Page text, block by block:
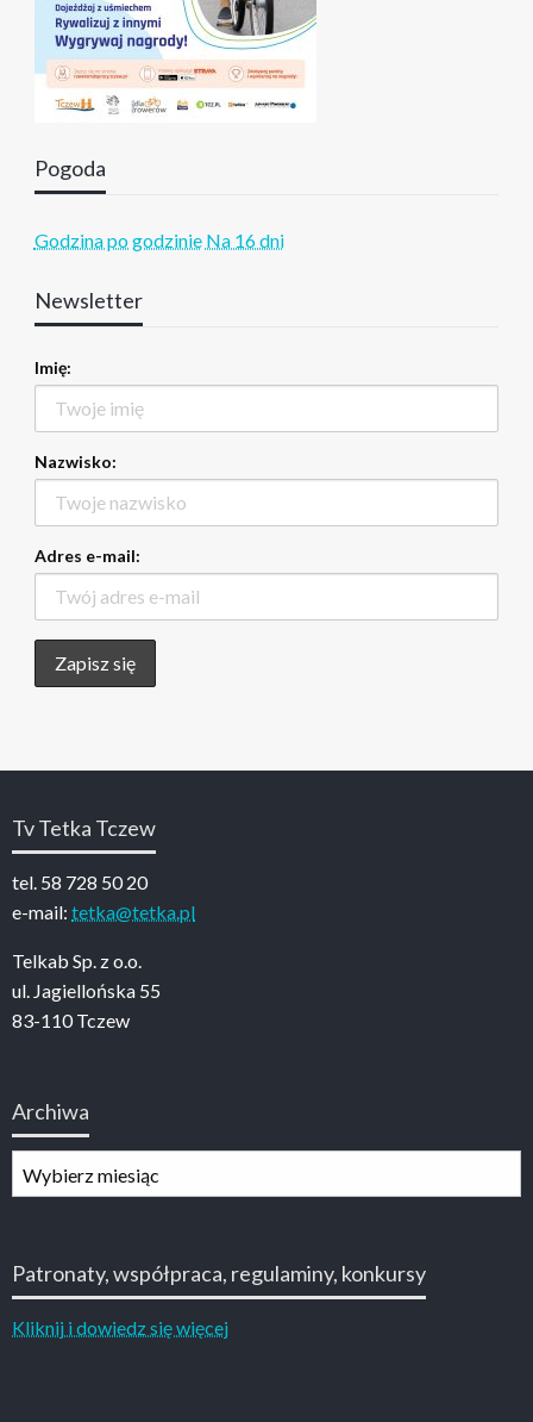
Pogoda
Godzina po godzinie Na 16 dni
Newsletter
Imię:
Nazwisko:
Adres e-mail:
Tv Tetka Tczew
tel. 58 728 50 20
e-mail: tetka@tetka.pl
Telkab Sp. z o.o.
ul. Jagiellońska 55
83-110 Tczew
Archiwa
Patronaty, współpraca, regulaminy, konkursy
Kliknij i dowiedz się więcej